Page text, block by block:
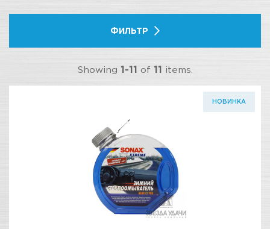
ФИЛЬТР
Showing 1-11 of 11 items.
НОВИНКА